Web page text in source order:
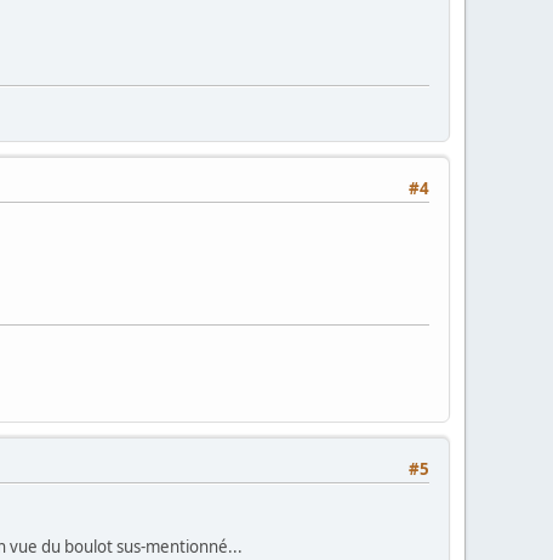
#4
#5
vue du boulot sus-mentionné...